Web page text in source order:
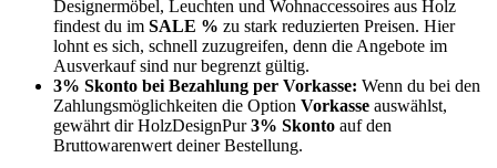
Designermöbel, Leuchten und Wohnaccessoires aus Holz
findest du im SALE % zu stark reduzierten Preisen. Hier
lohnt es sich, schnell zuzugreifen, denn die Angebote im
Ausverkauf sind nur begrenzt gültig.
3% Skonto bei Bezahlung per Vorkasse: Wenn du bei den
Zahlungsmöglichkeiten die Option Vorkasse auswählst,
gewährt dir HolzDesignPur3% Skonto auf den
Bruttowarenwert deiner Bestellung.